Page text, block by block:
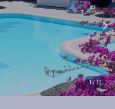
1/ 11